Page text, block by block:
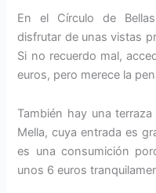
En el Círculo de
disfrutar de unas vistas
Si no recuerdo mal,
euros, pero merece la
También hay una
Mella, cuya entrada es
es una consumición
unos 6 euros